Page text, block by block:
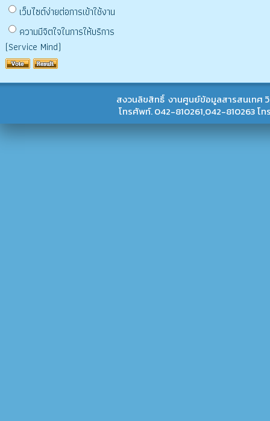
เว็บไซต์ง่ายต่อการเข้าใช้งาน
ความมีจิตใจในการให้บริการ
(Service Mind)
สงวนลิขสิทธิ์ งานศูนย์ข้อมูลสารสนเทศ
โทรศัพท์. 042-810261,042-810263 โ